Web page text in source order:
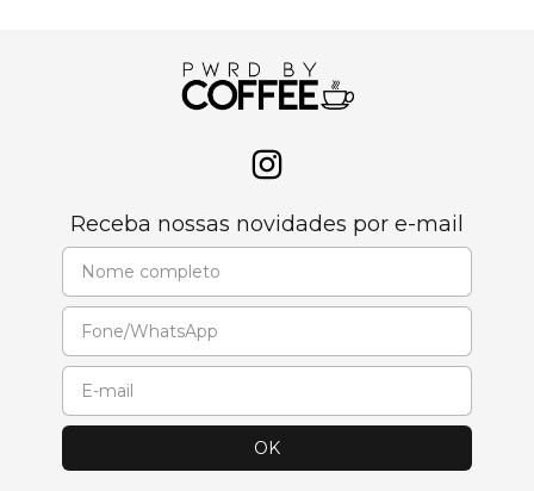
Receba nossas novidades por e-mail